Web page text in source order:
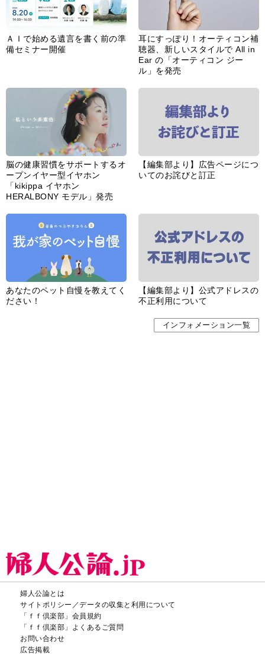
あなたのペット自慢を教えてく
【編集部より】公式アドレスの
不正利用について
インフォメーション一覧
サイトポリシー／データの収集と利用について
「ｆｆ倶楽部」会員規約
「ｆｆ倶楽部」よくあるご質問
CHUOKORON-SHINSHA,INC.All right reserved